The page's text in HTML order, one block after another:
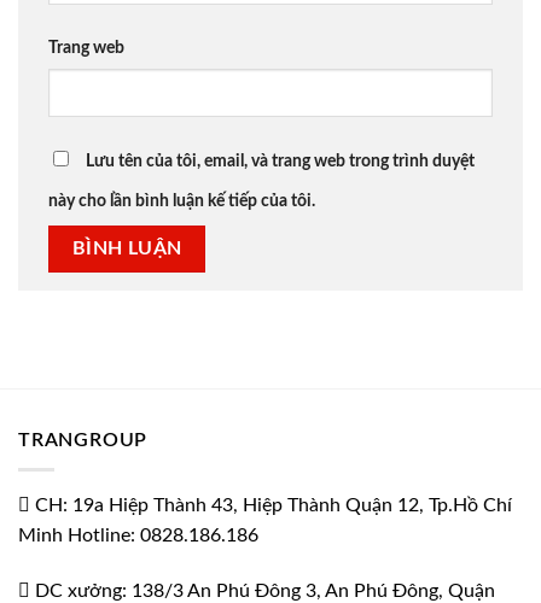
Trang web
Lưu tên của tôi, email, và trang web trong trình duyệt
này cho lần bình luận kế tiếp của tôi.
TRANGROUP
CH: 19a Hiệp Thành 43, Hiệp Thành Quận 12, Tp.Hồ Chí
Minh Hotline: 0828.186.186
DC xưởng: 138/3 An Phú Đông 3, An Phú Đông, Quận